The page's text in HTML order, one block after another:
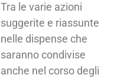
Tra le varie azioni
suggerite e riassunte
nelle dispense che
saranno condivise
anche nel corso degli